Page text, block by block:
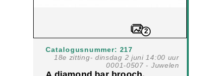
2
Catalogusnummer: 217
18e zitting- dinsdag 2 juni 14:00 uur
0001-0507 - Juwelen